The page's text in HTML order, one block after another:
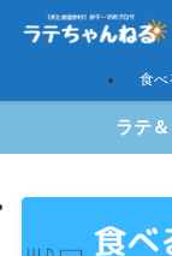
食べ
ラテ